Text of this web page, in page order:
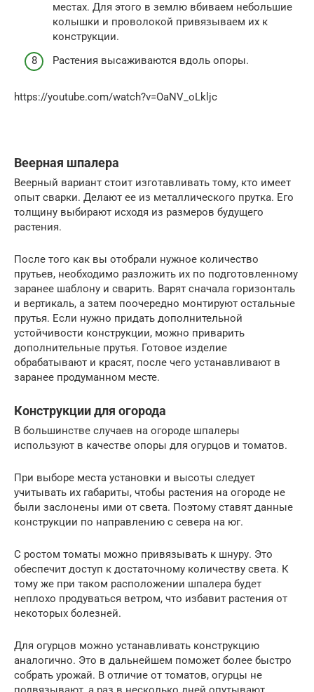
местах. Для этого в землю вбиваем небольшие
колышки и проволокой привязываем их к
конструкции.
Растения высаживаются вдоль опоры.
https://youtube.com/watch?v=OaNV_oLkljc
Веерная шпалера
Веерный вариант стоит изготавливать тому, кто имеет
опыт сварки. Делают ее из металлического прутка. Его
толщину выбирают исходя из размеров будущего
растения.
После того как вы отобрали нужное количество
прутьев, необходимо разложить их по подготовленному
заранее шаблону и сварить. Варят сначала горизонталь
и вертикаль, а затем поочередно монтируют остальные
прутья. Если нужно придать дополнительной
устойчивости конструкции, можно приварить
дополнительные прутья. Готовое изделие
обрабатывают и красят, после чего устанавливают в
заранее продуманном месте.
Конструкции для огорода
В большинстве случаев на огороде шпалеры
используют в качестве опоры для огурцов и томатов.
При выборе места установки и высоты следует
учитывать их габариты, чтобы растения на огороде не
были заслонены ими от света. Поэтому ставят данные
конструкции по направлению с севера на юг.
С ростом томаты можно привязывать к шнуру. Это
обеспечит доступ к достаточному количеству света. К
тому же при таком расположении шпалера будет
неплохо продуваться ветром, что избавит растения от
некоторых болезней.
Для огурцов можно устанавливать конструкцию
аналогично. Это в дальнейшем поможет более быстро
собрать урожай. В отличие от томатов, огурцы не